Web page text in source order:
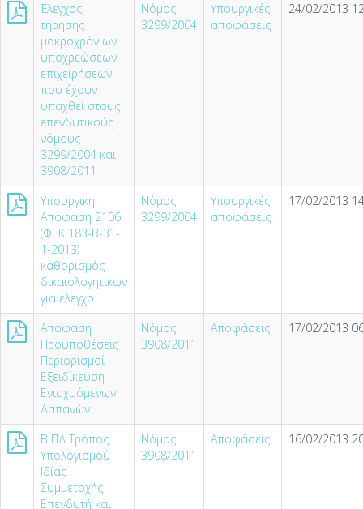
Έλεγχος
τήρησης
μακροχρόνιων
υποχρεώσεων
επιχειρήσεων
που έχουν
υπαχθεί στους
επενδυτικούς
νόμους
3299/2004 και
3908/2011
Νόμος
3299/2004
Υπουργικές
αποφάσεις
24/02/2013
Υπουργική
Απόφαση 2106
(ΦΕΚ 183-Β-31-
1-2013)
καθορισμός
δικαιολογητικών
για έλεγχο
Νόμος
3299/2004
Υπουργικές
αποφάσεις
17/02/2013
Απόφαση
Προϋποθέσεις
Περιορισμοί
Εξειδίκευση
Ενισχυόμενων
Δαπανών
Νόμος
3908/2011
Αποφάσεις 17/02/2013
Β ΠΔ Τρόπος
Υπολογισμού
Ιδίας
Συμμετοχής
Επενδυτή και
Νόμος
3908/2011
Αποφάσεις 16/02/2013